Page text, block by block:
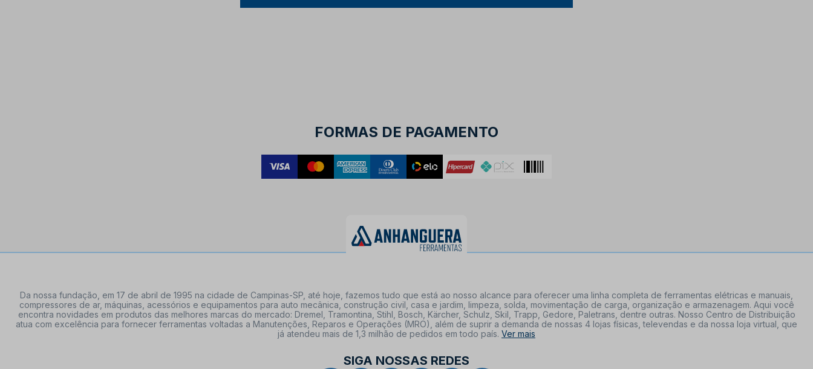
FORMAS DE PAGAMENTO
Da nossa fundação, em 17 de abril de 1995 na cidade de Campinas-SP, até hoje, fazemos tudo que está ao nosso alcance para oferecer uma linha completa de ferramentas elétricas e manuais,
compressores de ar, máquinas, acessórios e equipamentos para auto mecânica, construção civil, casa e jardim, limpeza, solda, movimentação de carga, organização e armazenagem. Aqui você
encontra novidades em produtos das melhores marcas do mercado: Dremel, Tramontina, Stihl, Bosch, Kärcher, Schulz, Skil, Trapp, Gedore, Paletrans, dentre outras. Nosso Centro de Distribuição
atua com excelência para fornecer ferramentas voltadas a Manutenções, Reparos e Operações (MRO), além de suprir a demanda de nossas 4 lojas físicas, televendas e da nossa loja virtual, que
já atendeu mais de 1,3 milhão de pedidos em todo país. Ver mais
SIGA NOSSAS REDES